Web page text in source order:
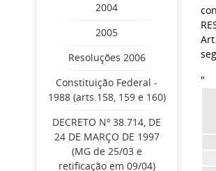
2004
2005
Resoluções 2006
Constituição Federal -
1988 (arts.158, 159 e 160)
DECRETO Nº 38.714, DE
24 DE MARÇO DE 1997
(MG de 25/03 e
retificação em 09/04)
"